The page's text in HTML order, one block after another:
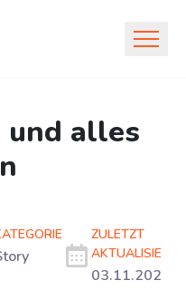
und alles
ZULETZT
AKTUALISIERT
03.11.2021